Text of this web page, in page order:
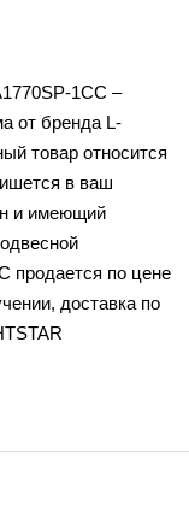
1CC –
от бренда L-
товар относится
в ваш
и имеющий
продается по цене
доставка по